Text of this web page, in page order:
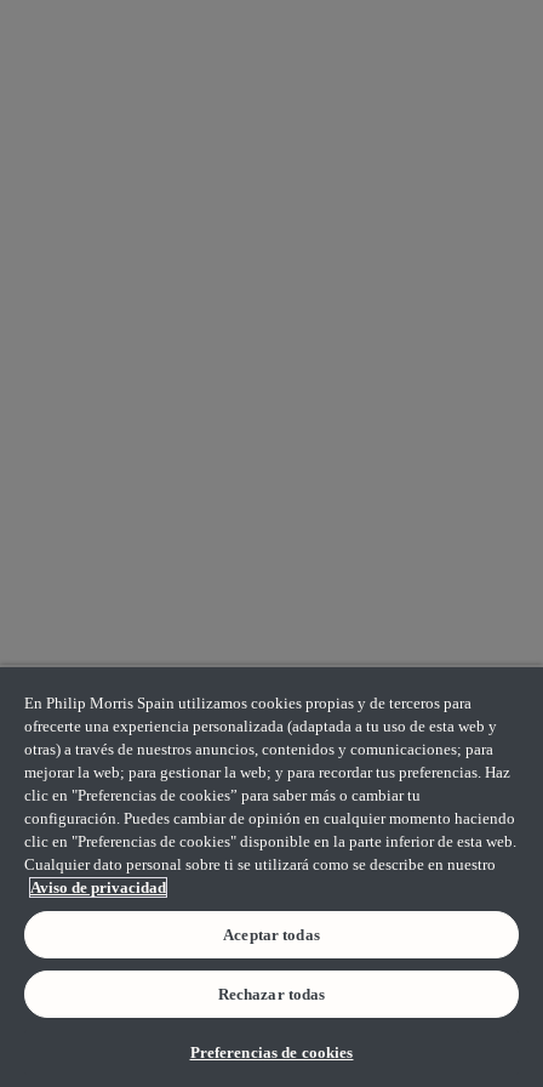
En Philip Morris Spain utilizamos cookies propias y de terceros para
ofrecerte una experiencia personalizada (adaptada a tu uso de esta web y
otras) a través de nuestros anuncios, contenidos y comunicaciones; para
mejorar la web; para gestionar la web; y para recordar tus preferencias. Haz
clic en "Preferencias de cookies” para saber más o cambiar tu
configuración. Puedes cambiar de opinión en cualquier momento haciendo
clic en "Preferencias de cookies" disponible en la parte inferior de esta web.
Cualquier dato personal sobre ti se utilizará como se describe en nuestro
Aviso de privacidad
Aceptar todas
Rechazar todas
Preferencias de cookies